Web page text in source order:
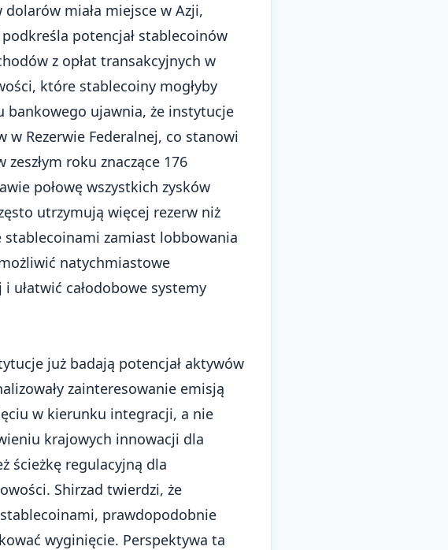
miała miejsce w Azji,
potencjał stablecoinów
z opłat transakcyjnych w
które stablecoiny mogłyby
bankowego ujawnia, że instytucje
Rezerwie Federalnej, co stanowi
roku znaczące 176
połowę wszystkich zysków
utrzymują więcej rezerw niż
zamiast lobbowania
natychmiastowe
ułatwić całodobowe systemy
już badają potencjał aktywów
zainteresowanie emisją
w kierunku integracji, a nie
krajowych innowacji dla
ścieżkę regulacyjną dla
Shirzad twierdzi, że
prawdopodobnie
wyginięcie. Perspektywa ta